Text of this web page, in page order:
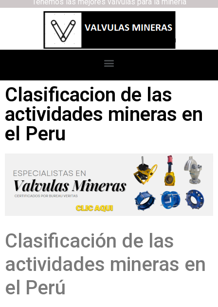
Clasificacion de las
actividades mineras en
el Peru
Clasificación de las
actividades mineras en
el Perú